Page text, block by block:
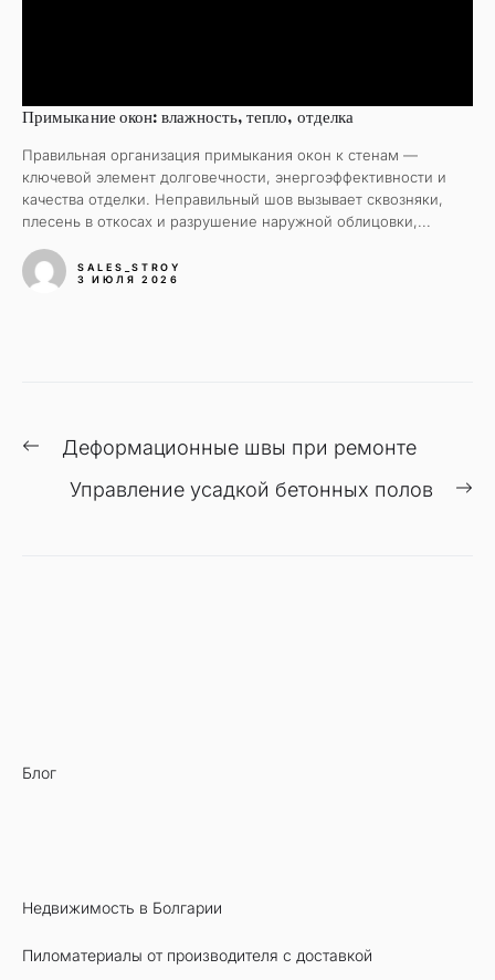
Примыкание окон: влажность, тепло, отделка
Правильная организация примыкания окон к стенам —
ключевой элемент долговечности, энергоэффективности и
качества отделки. Неправильный шов вызывает сквозняки,
плесень в откосах и разрушение наружной облицовки,...
SALES_STROY
3 ИЮЛЯ 2026
Навигация
записям
Предыдущая
запись:
Деформационные швы при ремонте
Управление усадкой бетонных полов
Блог
Недвижимость в Болгарии
Пиломатериалы от производителя с доставкой